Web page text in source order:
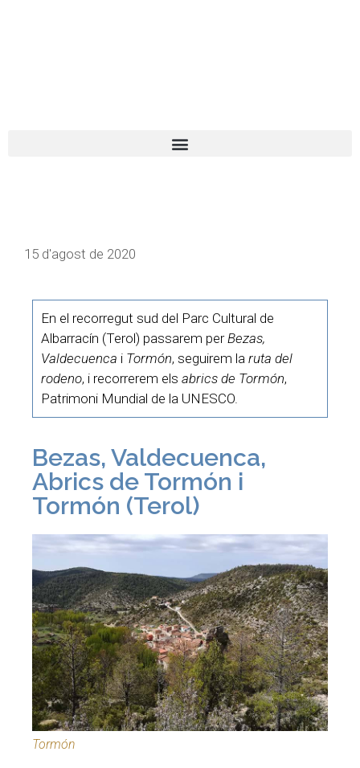
15 d'agost de 2020
En el recorregut sud del Parc Cultural de
Albarracín (Terol) passarem perBezas,
Valdecuenca i Tormón, seguirem la ruta del
rodeno, i recorrerem els abrics de Tormón,
Patrimoni Mundial de la UNESCO.
Bezas, Valdecuenca,
Abrics de Tormón i
Tormón (Terol)
Tormón